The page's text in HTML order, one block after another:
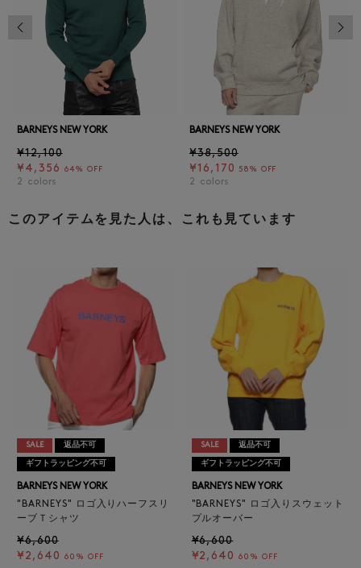
BARNEYS NEW YORK
¥12,100
¥4,356
64% OFF
2 colors
BARNEYS NEW YORK
¥38,500
¥16,170
58% OFF
2 colors
前の画像
このアイテムを見た人は、これも見ています
SALE 返品不可
ギフトラッピング不可
BARNEYS NEW YORK
"BARNEYS" ロゴ入りハーフスリ
ーブＴシャツ
¥6,600
¥2,640
60% OFF
SALE 返品不可
ギフトラッピング不可
BARNEYS NEW YORK
"BARNEYS" ロゴ入りスウェット
プルオーバー
¥6,600
¥2,640
60% OFF